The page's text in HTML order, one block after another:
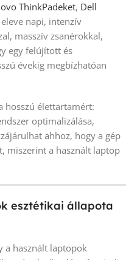
ThinkPadeket, Dell
napi, intenzív
masszív zsanérokkal,
egy felújított és
évekig megbízhatóan
hosszú élettartamért:
optimalizálása,
ahhoz, hogy a gép
miszerint a használt laptop
esztétikai állapota
a használt laptopok